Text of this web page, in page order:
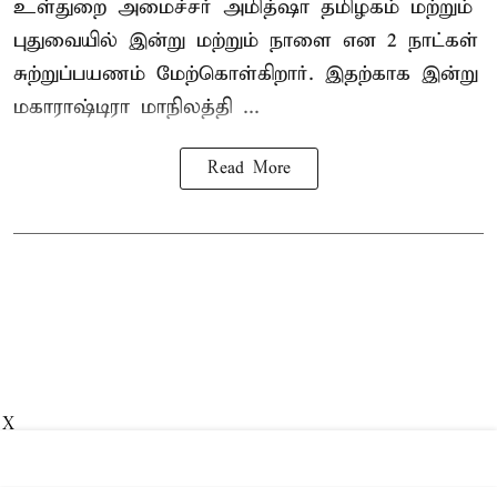
உள்துறை அமைச்சர் அமித்ஷா தமிழகம் மற்றும்
புதுவையில் இன்று மற்றும் நாளை என 2 நாட்கள்
சுற்றுப்பயணம் மேற்கொள்கிறார். இதற்காக இன்று
மகாராஷ்டிரா மாநிலத்தி ...
Read More
X